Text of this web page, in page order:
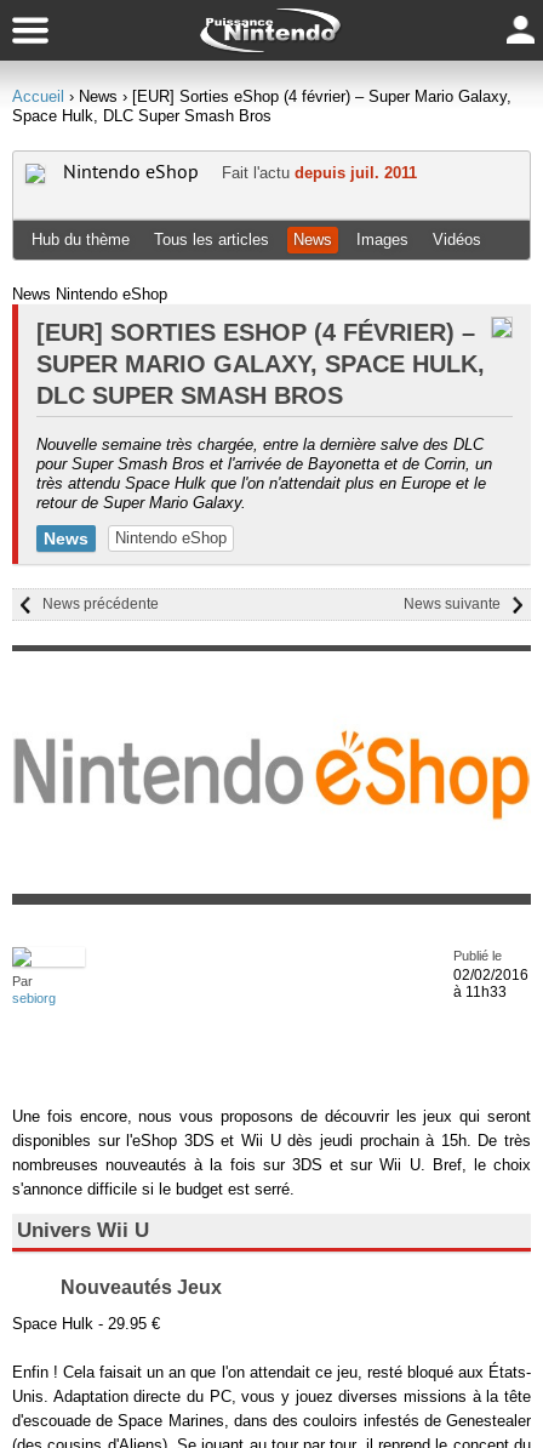
Accueil › News › [EUR] Sorties eShop (4 février) – Super Mario Galaxy,
Space Hulk, DLC Super Smash Bros
Nintendo eShop Fait l'actu depuis juil. 2011
Hub du thème Tous les articles News Images Vidéos
News Nintendo eShop
[EUR] SORTIES ESHOP (4 FÉVRIER) –
SUPER MARIO GALAXY, SPACE HULK,
DLC SUPER SMASH BROS
Nouvelle semaine très chargée, entre la dernière salve des DLC
pour Super Smash Bros et l'arrivée de Bayonetta et de Corrin, un
très attendu Space Hulk que l'on n'attendait plus en Europe et le
retour de Super Mario Galaxy.
News Nintendo eShop
News suivante
News précédente
Par
sebiorg
Publié le
02/02/2016
à 11h33
Une fois encore, nous vous proposons de découvrir les jeux qui seront
disponibles sur l'eShop 3DS et Wii U dès jeudi prochain à 15h. De très
nombreuses nouveautés à la fois sur 3DS et sur Wii U. Bref, le choix
s'annonce difficile si le budget est serré.
Univers Wii U
Nouveautés Jeux
Space Hulk - 29.95 €
Enfin ! Cela faisait un an que l'on attendait ce jeu, resté bloqué aux États-
Unis. Adaptation directe du PC, vous y jouez diverses missions à la tête
d'escouade de Space Marines, dans des couloirs infestés de Genestealer